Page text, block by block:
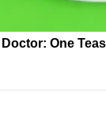
Doctor: One